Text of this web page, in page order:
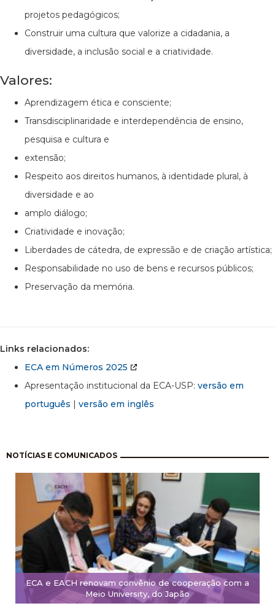
projetos pedagógicos;
Construir uma cultura que valorize a cidadania, a
diversidade, a inclusão social e a criatividade.
Valores:
Aprendizagem ética e consciente;
Transdisciplinaridade e interdependência de ensino,
pesquisa e cultura e
extensão;
Respeito aos direitos humanos, à identidade plural, à
diversidade e ao
amplo diálogo;
Criatividade e inovação;
Liberdades de cátedra, de expressão e de criação artística;
Responsabilidade no uso de bens e recursos públicos;
Preservação da memória.
Links relacionados:
ECA em Números 2025
Apresentação institucional da ECA-USP: versão em
português | versão em inglês
NOTÍCIAS E COMUNICADOS
ECA e EACH renovam convênio de cooperação com a
Meio University, do Japão
Paginação